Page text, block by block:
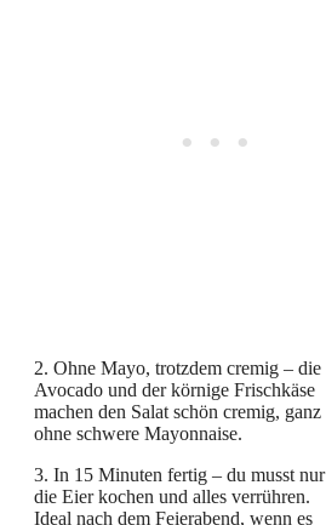
2. Ohne Mayo, trotzdem cremig – die
Avocado und der körnige Frischkäse
machen den Salat schön cremig, ganz
ohne schwere Mayonnaise.
3. In 15 Minuten fertig – du musst nur
die Eier kochen und alles verrühren.
Ideal nach dem Feierabend, wenn es